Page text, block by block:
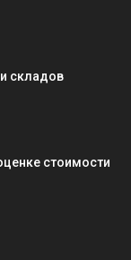
складов
стоимости